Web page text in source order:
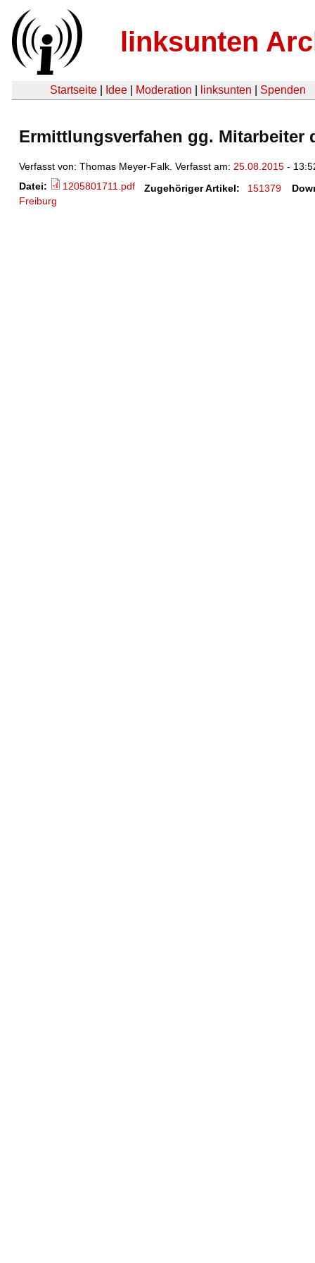
linksunten
Startseite Idee Moderation linksunten Spenden
Ermittlungsverfahen gg. Mitarbeiter
Verfasst von: Thomas Meyer-Falk. Verfasst am: 25.08.2015 -
Datei:
1205801711.pdf Zugehöriger Artikel: 151379
Freiburg